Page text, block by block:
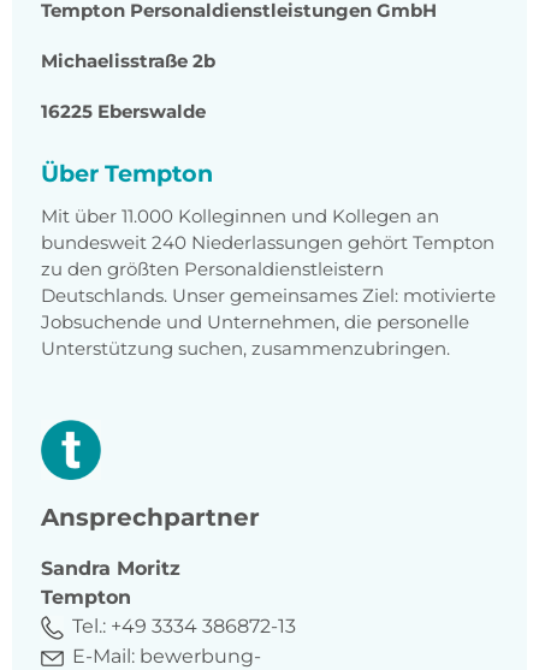
Tempton Personaldienstleistungen GmbH
Michaelisstraße 2b
16225 Eberswalde
Über Tempton
Mit über 11.000 Kolleginnen und Kollegen an
bundesweit 240 Niederlassungen gehört Tempton
zu den größten Personaldienstleistern
Deutschlands. Unser gemeinsames Ziel: motivierte
Jobsuchende und Unternehmen, die personelle
Unterstützung suchen, zusammenzubringen.
Ansprechpartner
Sandra Moritz
Tempton
Tel.: +49 3334 386872-13
E-Mail: bewerbung-